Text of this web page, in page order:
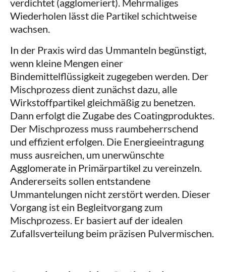
verdichtet (agglomeriert). Mehrmaliges
Wiederholen lässt die Partikel schichtweise
wachsen.
In der Praxis wird das Ummanteln begünstigt,
wenn kleine Mengen einer
Bindemittelflüssigkeit zugegeben werden. Der
Mischprozess dient zunächst dazu, alle
Wirkstoffpartikel gleichmäßig zu benetzen.
Dann erfolgt die Zugabe des Coatingproduktes.
Der Mischprozess muss raumbeherrschend
und effizient erfolgen. Die Energieeintragung
muss ausreichen, um unerwünschte
Agglomerate in Primärpartikel zu vereinzeln.
Andererseits sollen entstandene
Ummantelungen nicht zerstört werden. Dieser
Vorgang ist ein Begleitvorgang zum
Mischprozess. Er basiert auf der idealen
Zufallsverteilung beim präzisen Pulvermischen.